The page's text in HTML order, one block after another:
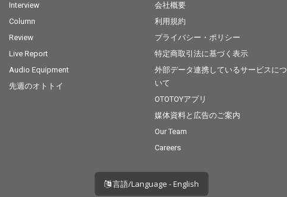
Interview
Column
Review
Live Report
Audio Equipment
先週のオトトイ
会社概要
利用規約
プライバシー・ポリシー
特定商取引法に基づく表示
外部データ連携しているサービスにつ
いて
OTOTOYアプリ
媒体資料と広告のご案内
Our Team
Careers
言語/Language - English